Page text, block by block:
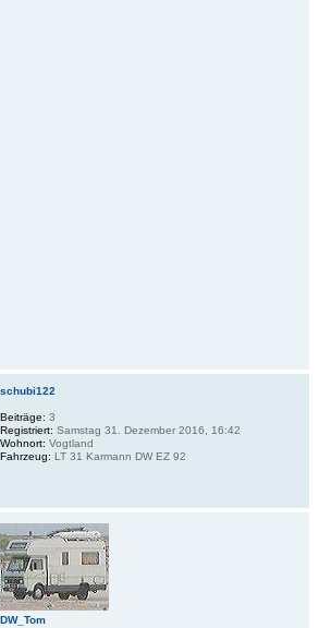
schubi122
Beiträge: 3
Registriert: Samstag 31. Dezember 2016, 16:42
Wohnort: Vogtland
Fahrzeug: LT 31 Karmann DW EZ 92
DW_Tom